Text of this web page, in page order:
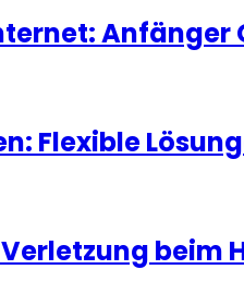
Flexible
beim